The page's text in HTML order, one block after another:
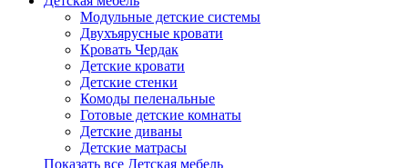
Модульные детские системы
Двухъярусные кровати
Кровать Чердак
Детские кровати
Детские стенки
Комоды пеленальные
Готовые детские комнаты
Детские диваны
Детские матрасы
Показать все Детская мебель